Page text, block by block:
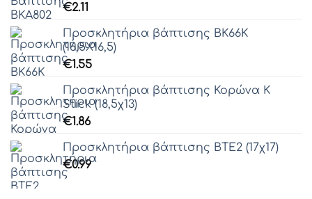
€2.11
Προσκλητήρια βάπτισης ΒΚ66Κ
(16,5Χ16,5)
€1.55
Προσκλητήρια βάπτισης Κορώνα Κ
Stick (18,5χ13)
€1.86
Προσκλητήρια βάπτισης ΒΤΕ2 (17χ17)
€0.99